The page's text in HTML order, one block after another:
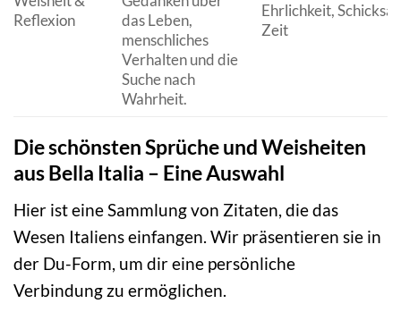
Reflexion
das Leben,
menschliches
Verhalten und die
Suche nach
Wahrheit.
Ehrlichkeit, Schicksal,
Zeit
Die schönsten Sprüche und Weisheiten
aus Bella Italia – Eine Auswahl
Hier ist eine Sammlung von Zitaten, die das
Wesen Italiens einfangen. Wir präsentieren sie in
der Du-Form, um dir eine persönliche
Verbindung zu ermöglichen.